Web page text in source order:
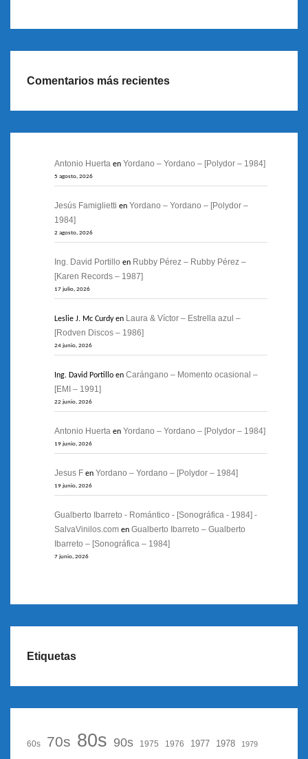
Comentarios más recientes
Antonio Huerta en Yordano – Yordano – [Polydor – 1984]
5 agosto, 2026
Jesús Famiglietti en Yordano – Yordano – [Polydor –
1984]
2 agosto, 2026
Ing. David Portillo en Rubby Pérez – Rubby Pérez –
[Karen Records – 1987]
17 julio, 2026
Leslie J. Mc Curdyen Laura & Víctor – Estrella azul –
[Rodven Discos – 1986]
24 junio, 2026
Ing. David Portillo en Carángano – Momento ocasional –
[EMI – 1991]
22 junio, 2026
Antonio Huerta en Yordano – Yordano – [Polydor – 1984]
19 junio, 2026
Jesus F en Yordano – Yordano – [Polydor – 1984]
19 junio, 2026
Gualberto Ibarreto - Romántico - [Sonográfica - 1984] -
SalvaVinilos.com en Gualberto Ibarreto – Gualberto
Ibarreto – [Sonográfica – 1984]
7 junio, 2026
Etiquetas
60s 70s 80s 90s 1975 1976 1977 1978 1979